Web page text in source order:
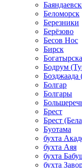
Беломорск
Березники
Берёзово
Бесов Нос
Бирск
Бодрум
Бозджаада
Болгар
Болгары
Брест
Брест
Буотама
бухта
бухта Аяя
бухта
бухта